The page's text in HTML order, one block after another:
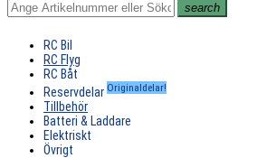
search
RC Bil
RC Flyg
RC Båt
Reservdelar Originaldelar!
Tillbehör
Batteri & Laddare
Elektriskt
Övrigt